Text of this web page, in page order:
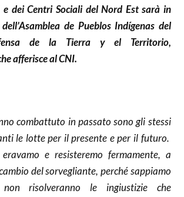
e dei Centri Sociali del Nord Est sarà in
de Pueblos Indígenas del
de la Tierra y el Territorio,
afferisce al CNI.
combattuto in passato sono gli stessi
le lotte per il presente e per il futuro.
e resisteremo fermamente, a
del sorvegliante, perché sappiamo
risolveranno le ingiustizie che